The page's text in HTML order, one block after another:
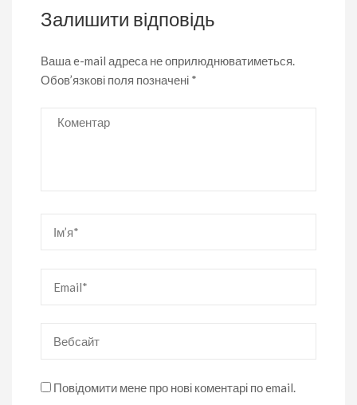
Залишити відповідь
Ваша e-mail адреса не оприлюднюватиметься.
Обов’язкові поля позначені *
Коментар
Повідомити мене про нові коментарі по email.